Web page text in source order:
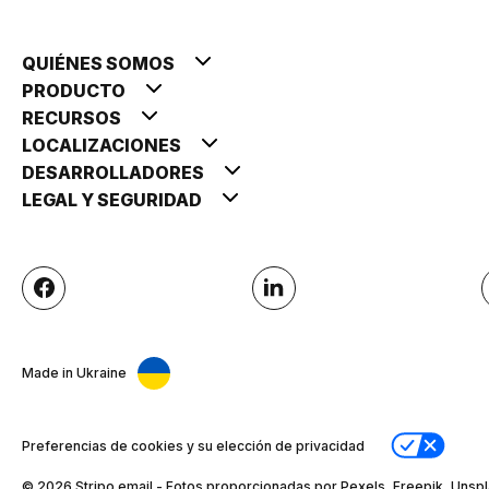
QUIÉNES SOMOS
PRODUCTO
RECURSOS
LOCALIZACIONES
DESARROLLADORES
LEGAL Y SEGURIDAD
Made in Ukraine
Preferencias de cookies y su elección de privacidad